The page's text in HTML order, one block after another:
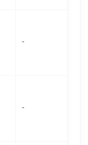
-
-